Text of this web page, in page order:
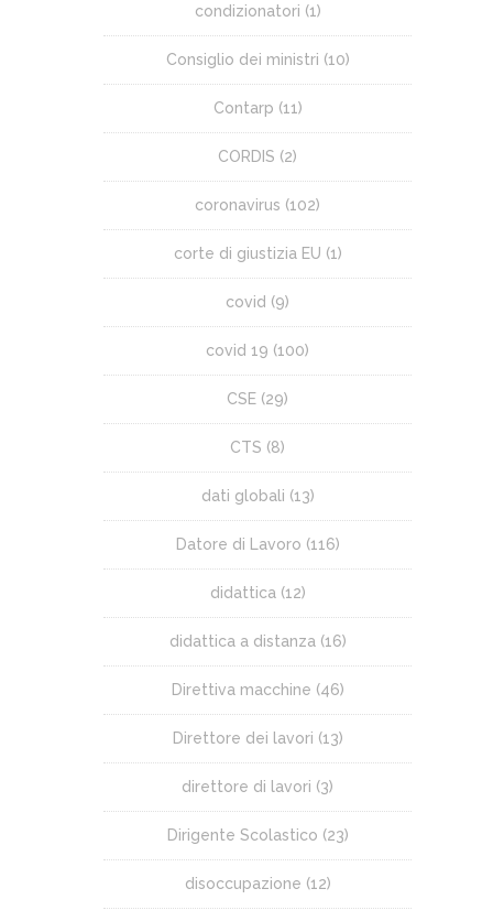
condizionatori (1)
Consiglio dei ministri (10)
Contarp (11)
CORDIS (2)
coronavirus (102)
corte di giustizia EU (1)
covid (9)
covid 19 (100)
CSE (29)
CTS (8)
dati globali (13)
Datore di Lavoro (116)
didattica (12)
didattica a distanza (16)
Direttiva macchine (46)
Direttore dei lavori (13)
direttore di lavori (3)
Dirigente Scolastico (23)
disoccupazione (12)